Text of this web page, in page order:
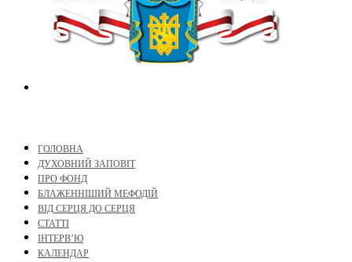
ГОЛОВНА
ДУХОВНИЙ ЗАПОВІТ
ПРО ФОНД
БЛАЖЕННІШИЙ МЕФОДІЙ
ВІД СЕРЦЯ ДО СЕРЦЯ
СТАТТІ
ІНТЕРВ’Ю
КАЛЕНДАР